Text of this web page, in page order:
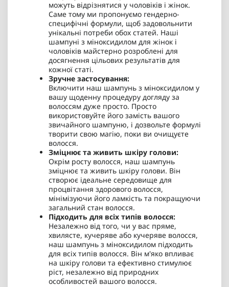
можуть відрізнятися у чоловіків і жінок.
Саме тому ми пропонуємо гендерно-
специфічні формули, щоб задовольнити
унікальні потреби обох статей. Наші
шампуні з міноксидилом для жінок і
чоловіків майстерно розроблені для
досягнення цільових результатів для
кожної статі.
Зручне застосування:
Включити наш шампунь з міноксидилом у
вашу щоденну процедуру догляду за
волоссям дуже просто. Просто
використовуйте його замість вашого
звичайного шампуню, і дозвольте формулі
творити свою магію, поки ви очищуєте
волосся.
Зміцнює та живить шкіру голови:
Окрім росту волосся, наш шампунь
зміцнює та живить шкіру голови. Він
створює ідеальне середовище для
процвітання здорового волосся,
мінімізуючи його ламкість та покращуючи
загальний стан волосся.
Підходить для всіх типів волосся:
Незалежно від того, чи у вас пряме,
хвилясте, кучеряве або кучеряве волосся,
наш шампунь з міноксидилом підходить
для всіх типів волосся. Він м'яко впливає
на шкіру голови та ефективно стимулює
ріст, незалежно від природних
особливостей вашого волосся.